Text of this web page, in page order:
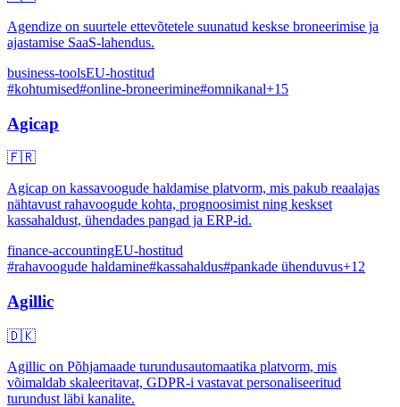
Agendize on suurtele ettevõtetele suunatud keskse broneerimise ja
ajastamise SaaS-lahendus.
business-toolsEU-hostitud
#kohtumised#online-broneerimine#omnikanal+15
Agicap
🇫🇷
Agicap on kassavoogude haldamise platvorm, mis pakub reaalajas
nähtavust rahavoogude kohta, prognoosimist ning keskset
kassahaldust, ühendades pangad ja ERP-id.
finance-accountingEU-hostitud
#rahavoogude haldamine#kassahaldus#pankade ühenduvus+12
Agillic
🇩🇰
Agillic on Põhjamaade turundusautomaatika platvorm, mis
võimaldab skaleeritavat, GDPR-i vastavat personaliseeritud
turundust läbi kanalite.